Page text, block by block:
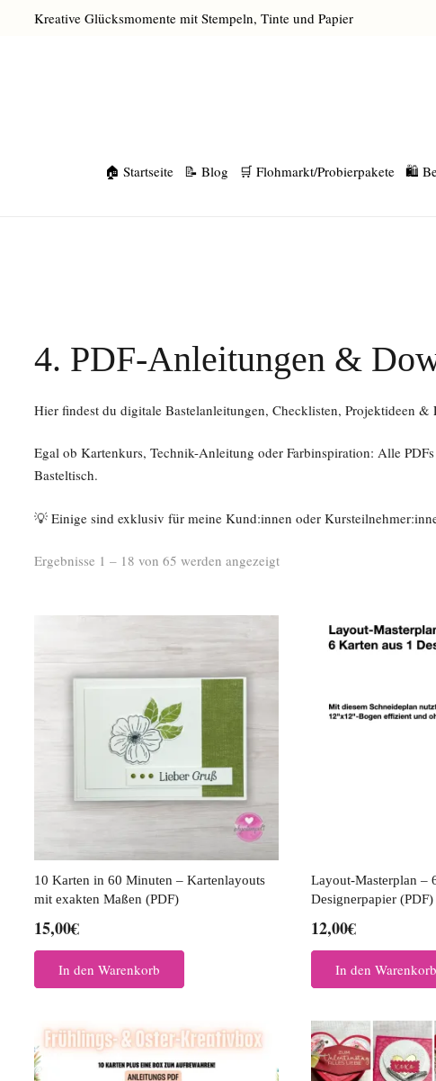
Kreative Glücksmomente mit Stempeln, Tinte und Papier
🏠 Startseite 📝 Blog 🛒 Flohmarkt/Probierpakete 🛍️
4. PDF-Anleitungen &
Hier findest du digitale Bastelanleitungen, Checklisten, Projektideen &
Egal ob Kartenkurs, Technik-Anleitung oder Farbinspiration: Alle
Basteltisch.
💡 Einige sind exklusiv für meine Kund:innen oder
Ergebnisse 1 – 18 von 65 werden angezeigt
10 Karten in 60 Minuten – Kartenlayouts
mit exakten Maßen (PDF)
15,00€
In den Warenkorb
Layout-Masterplan –
Designerpapier (PDF)
12,00€
In den Warenkorb